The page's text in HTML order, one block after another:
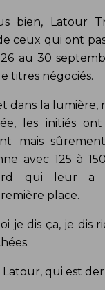
bien, Latour
ceux qui ont
au 30
titres négociés.
dans la lumière,
les initiés
mais
avec 125 à
qui leur a
place.
je dis ça, je dis
qui est